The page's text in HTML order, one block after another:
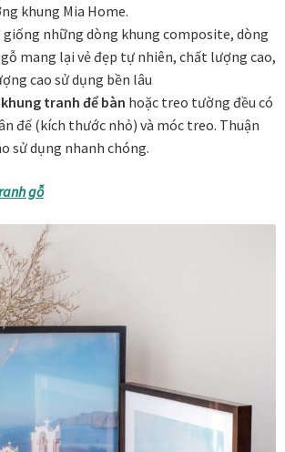
theo yêu cầu
Printing
cầu
yêu cầu
theo yêu cầu
khung Mia Home.
giống những dòng khung composite, dòng
mang lại vẻ đẹp tự nhiên, chất lượng cao,
cao sử dụng bền lâu
khung tranh để bàn hoặc treo tường đều có
đế (kích thước nhỏ) và móc treo. Thuận
sử dụng nhanh chóng.
gỗ